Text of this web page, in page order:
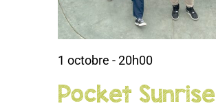
PUBLICATIONS
Pocket Sunrise
1 octobre - 20h00